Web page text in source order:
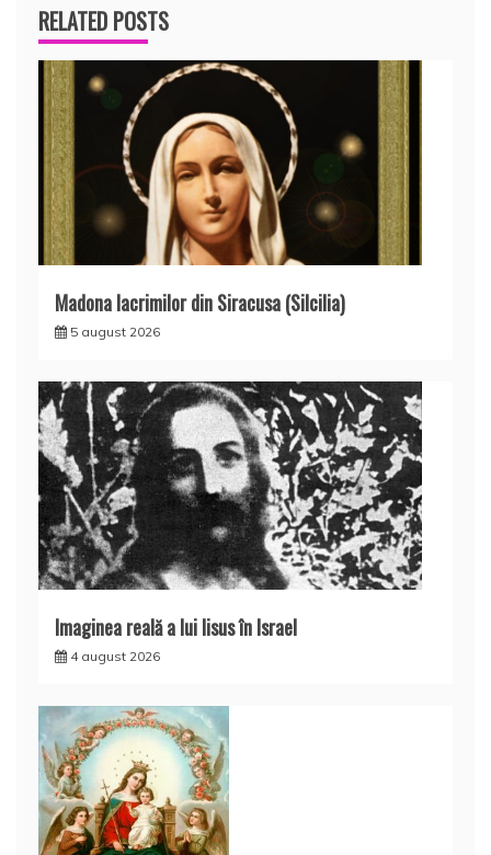
RELATED POSTS
Madona lacrimilor din Siracusa (Silcilia)
5 august 2026
Imaginea reală a lui Iisus în Israel
4 august 2026